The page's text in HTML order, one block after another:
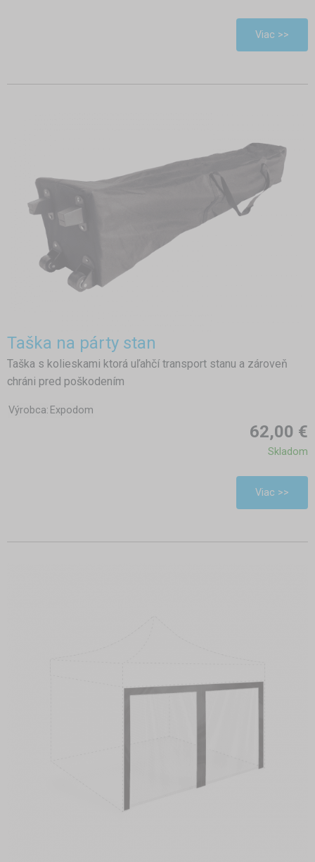
Viac >>
Taška na párty stan
Taška s kolieskami ktorá uľahčí transport stanu a zároveň
chráni pred poškodením
Výrobca: Expodom
62,00 €
Skladom
Viac >>